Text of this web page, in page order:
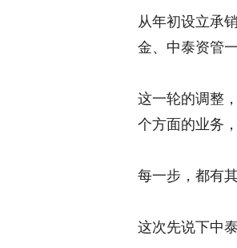
从年初设立承
金、中泰资管
这一轮的调整
个方面的业务
每一步，都有其
这次先说下中